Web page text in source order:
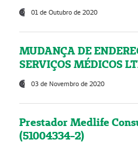
01 de Outubro de 2020
MUDANÇA DE
SERVIÇOS MÉDICOS
03 de Novembro de 2020
Prestador Medlife
(51004334-2)